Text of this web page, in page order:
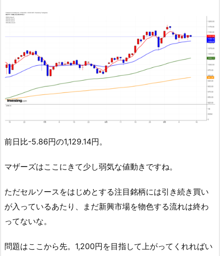
前日比-5.86円の1,129.14円。
マザーズはここにきて少し弱気な値動きですね。
ただセルソースをはじめとする注目銘柄には引き続き買い
が入っているあたり、まだ新興市場を物色する流れは終わ
ってないな。
問題はここから先。1,200円を目指して上がってくれればい